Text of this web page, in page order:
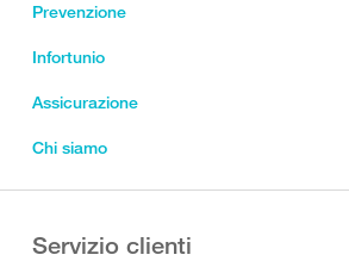
Prevenzione
Infortunio
Assicurazione
Chi siamo
Servizio clienti